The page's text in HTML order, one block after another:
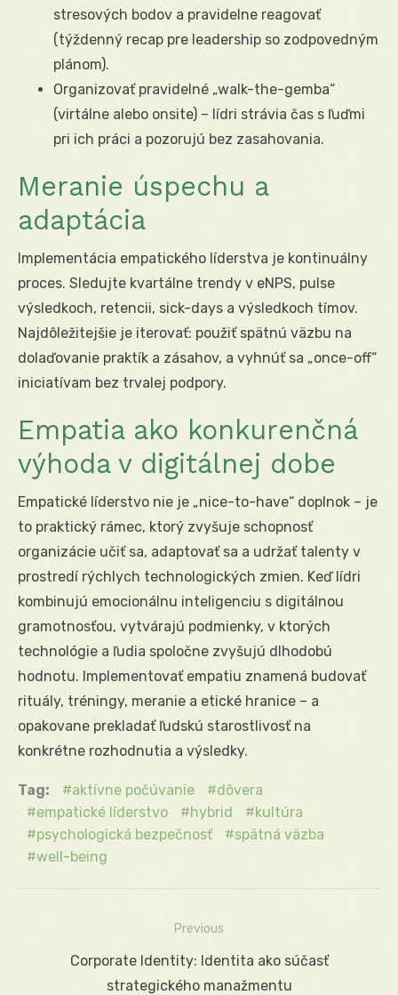
stresových bodov a pravidelne reagovať
(týždenný recap pre leadership so zodpovedným
plánom).
Organizovať pravidelné „walk-the-gemba“
(virtálne alebo onsite) – lídri strávia čas s ľuďmi
pri ich práci a pozorujú bez zasahovania.
Meranie úspechu a
adaptácia
Implementácia empatického líderstva je kontinuálny
proces. Sledujte kvartálne trendy v eNPS, pulse
výsledkoch, retencii, sick-days a výsledkoch tímov.
Najdôležitejšie je iterovať: použiť spätnú väzbu na
dolaďovanie praktík a zásahov, a vyhnúť sa „once-off“
iniciatívam bez trvalej podpory.
Empatia ako konkurenčná
výhoda v digitálnej dobe
Empatické líderstvo nie je „nice-to-have“ doplnok – je
to praktický rámec, ktorý zvyšuje schopnosť
organizácie učiť sa, adaptovať sa a udržať talenty v
prostredí rýchlych technologických zmien. Keď lídri
kombinujú emocionálnu inteligenciu s digitálnou
gramotnosťou, vytvárajú podmienky, v ktorých
technológie a ľudia spoločne zvyšujú dlhodobú
hodnotu. Implementovať empatiu znamená budovať
rituály, tréningy, meranie a etické hranice – a
opakovane prekladať ľudskú starostlivosť na
konkrétne rozhodnutia a výsledky.
Tag: aktívne počúvanie
dôvera
empatické líderstvo
hybrid
kultúra
psychologická bezpečnosť
spätná väzba
well-being
Navigácia
Previous
PreviousCorporate Identity: Identita ako súčasť
strategického manažmentu